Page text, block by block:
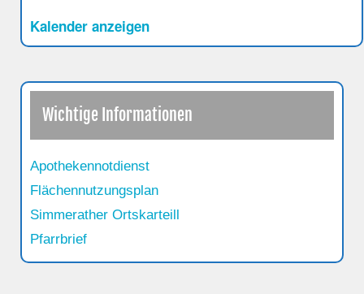
Kalender anzeigen
Wichtige Informationen
Apothekennotdienst
Flächennutzungsplan
Simmerather Ortskarteill
Pfarrbrief